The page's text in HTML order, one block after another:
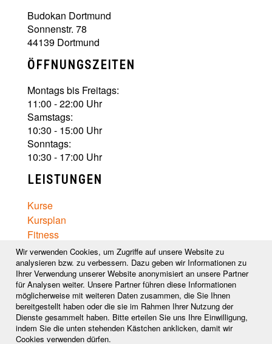
Wir verwenden Cookies, um Zugriffe auf unsere Website zu
analysieren bzw. zu verbessern. Dazu geben wir Informationen zu
Ihrer Verwendung unserer Website anonymisiert an unsere Partner
für Analysen weiter. Unsere Partner führen diese Informationen
möglicherweise mit weiteren Daten zusammen, die Sie Ihnen
bereitgestellt haben oder die sie im Rahmen Ihrer Nutzung der
Dienste gesammelt haben. Bitte erteilen Sie uns Ihre Einwilligung,
indem Sie die unten stehenden Kästchen anklicken, damit wir
Cookies verwenden dürfen.
Budokan Dortmund
Sonnenstr. 78
44139 Dortmund
ÖFFNUNGSZEITEN
Montags bis Freitags:
11:00 - 22:00 Uhr
Samstags:
10:30 - 15:00 Uhr
Sonntags:
10:30 - 17:00 Uhr
LEISTUNGEN
Kurse
Kursplan
Fitness
Captain Black Belt
Ernährungsberatung
Wellness
Preise
FOLGE UNS AUF